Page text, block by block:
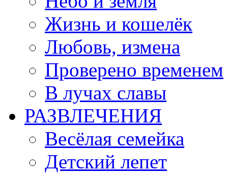
Жизнь и кошелёк
Любовь, измена
Проверено временем
В лучах славы
РАЗВЛЕЧЕНИЯ
Весёлая семейка
Детский лепет